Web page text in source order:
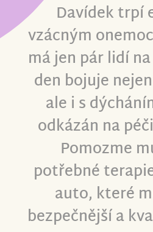
Davídek trpí
vzácným
má jen pár lidí
den bojuje
ale i s
odkázán na
Pomozme
potřebné
auto, které
bezpečnější a